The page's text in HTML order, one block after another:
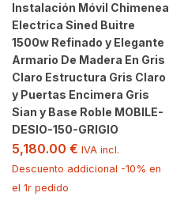
Instalación Móvil Chimenea
Electrica Sined Buitre
1500w Refinado y Elegante
Armario De Madera En Gris
Claro Estructura Gris Claro
y Puertas Encimera Gris
Sian y Base Roble MOBILE-
DESIO-150-GRIGIO
5,180.00 € IVA incl.
Descuento addicional -10% en
el 1r pedido